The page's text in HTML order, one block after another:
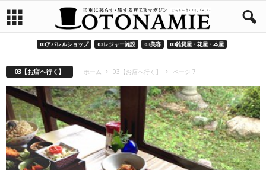
03アパレルショップ 03レジャー施設 03美容 03雑貨屋・花屋・本屋
03【お店へ行く】 ホーム 03【お店へ行く】 ページ 7